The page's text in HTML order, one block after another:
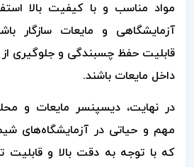
مواد مناسب و با کیفیت بالا
آزمایشگاهی و مایعات سازگار
قابلیت حفظ چسبندگی و جلوگیری از
داخل مایعات باشند.
در نهایت، دیسپنسر مایعات و
مهم و حیاتی در آزمایشگاه‌های
که با توجه به دقت بالا و قابلیت